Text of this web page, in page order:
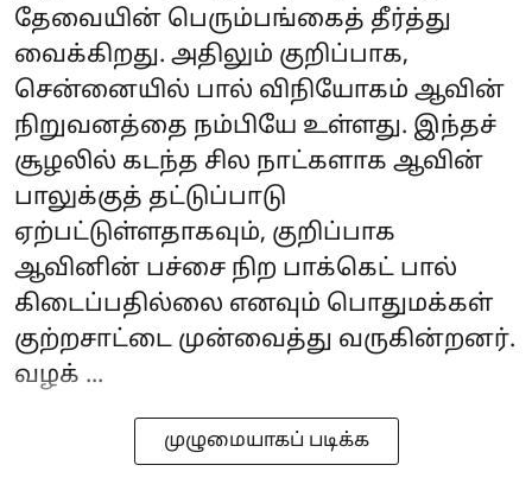
தேவையின் பெரும்பங்கைத் தீர்த்து
வைக்கிறது. அதிலும் குறிப்பாக,
சென்னையில் பால் விநியோகம் ஆவின்
நிறுவனத்தை நம்பியே உள்ளது. இந்தச்
சூழலில் கடந்த சில நாட்களாக ஆவின்
பாலுக்குத் தட்டுப்பாடு
ஏற்பட்டுள்ளதாகவும், குறிப்பாக
ஆவினின் பச்சை நிற‌ பாக்கெட் பால்
கிடைப்பதில்லை எனவும் பொதுமக்கள்
குற்றசாட்டை முன்வைத்து வருகின்றனர்.
வழக் ...
முழுமையாகப் படிக்க